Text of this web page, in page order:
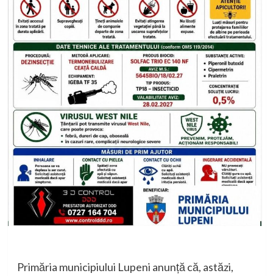
Primăria municipiului Lupeni anunță că, astăzi,